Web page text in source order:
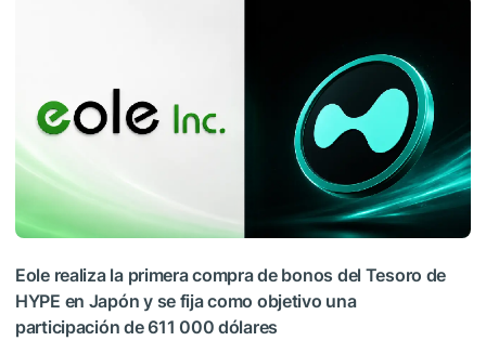
Eole realiza la primera compra de bonos del Tesoro de
HYPE en Japón y se fija como objetivo una
participación de 611 000 dólares